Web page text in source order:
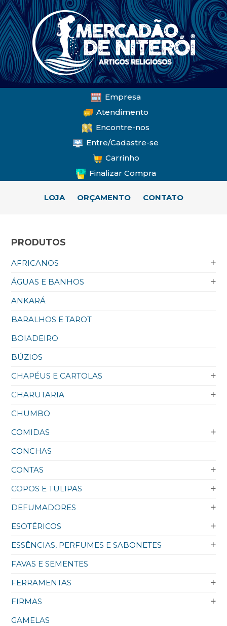
Empresa
Atendimento
Encontre-nos
Entre/Cadastre-se
Carrinho
Finalizar Compra
LOJA ORÇAMENTO CONTATO
PRODUTOS
AFRICANOS
ÁGUAS E BANHOS
ANKARÁ
BARALHOS E TAROT
BOIADEIRO
BÚZIOS
CHAPÉUS E CARTOLAS
CHARUTARIA
CHUMBO
COMIDAS
CONCHAS
CONTAS
COPOS E TULIPAS
DEFUMADORES
ESOTÉRICOS
ESSÊNCIAS, PERFUMES E SABONETES
FAVAS E SEMENTES
FERRAMENTAS
FIRMAS
GAMELAS